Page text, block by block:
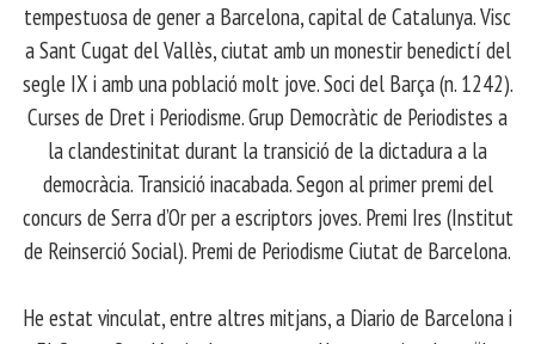
tempestuosa de gener a Barcelona, capital de Catalunya. Visc
a Sant Cugat del Vallès, ciutat amb un monestir benedictí del
segle IX i amb una població molt jove. Soci del Barça (n. 1242).
Curses de Dret i Periodisme. Grup Democràtic de Periodistes a
la clandestinitat durant la transició de la dictadura a la
democràcia. Transició inacabada. Segon al primer premi del
concurs de Serra d’Or per a escriptors joves. Premi Ires (Institut
de Reinserció Social). Premi de Periodisme Ciutat de Barcelona.
​ He estat vinculat, entre altres mitjans, a Diario de Barcelona i